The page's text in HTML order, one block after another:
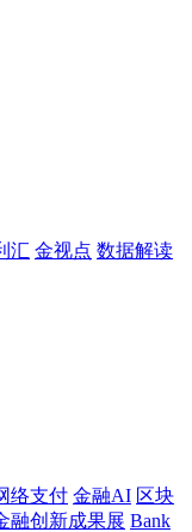
汇 金视点 数据解读
络支付 金融AI 区块
融创新成果展 Bank